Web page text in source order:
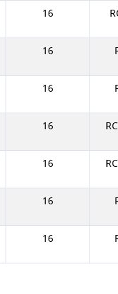
16
16
16
16
16
16
16